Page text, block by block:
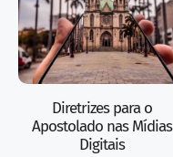
Diretrizes para o
Apostolado nas Mídias
Digitais